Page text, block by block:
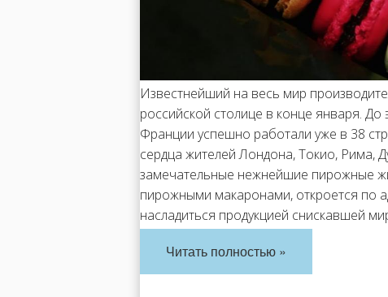
Известнейший на весь мир
российской столице в конце января. До
Франции успешно работали уже в 38
сердца жителей Лондона, Токио, Рима,
замечательные нежнейшие пирожные
пирожными макаронами, откроется по
насладиться продукцией снискавшей
Читать полностью »